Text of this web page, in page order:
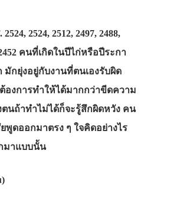
2524, 2512, 2497, 2488,
2452 คนที่เกิดในปีไก่หรือปีระกา
มักยุ่งอยู่กับงานที่ตนเองรับผิด
องการทำให้ได้มากกว่าขีดความ
นถ้าทำไม่ได้ก็จะรู้สึกผิดหวัง คน
พูดออกมาตรง ๆ ใจคิดอย่างไร
มาแบบนั้น
เดินทาง
ทัวร์
ที่พัก
สาระน่ารู้
VIDEO